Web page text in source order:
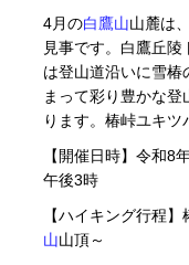
4月の白鷹山山麓は
見事です。白鷹丘
は登山道沿いに雪椿
まって彩り豊かな登
ります。椿峠ユキツ
【開催日時】令和8
午後3時
【ハイキング行程
山山頂～